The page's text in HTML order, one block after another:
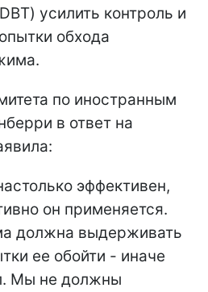
усилить контроль и
обхода
по иностранным
в ответ на
эффективен,
он применяется.
должна выдерживать
ее обойти - иначе
Мы не должны